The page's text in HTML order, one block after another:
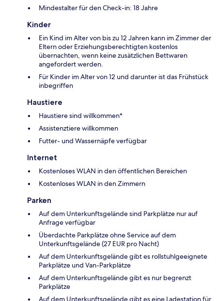
Mindestalter für den Check-in: 18 Jahre
Kinder
Ein Kind im Alter von bis zu 12 Jahren kann im Zimmer der
Eltern oder Erziehungsberechtigten kostenlos
übernachten, wenn keine zusätzlichen Bettwaren
angefordert werden.
Für Kinder im Alter von 12 und darunter ist das Frühstück
inbegriffen
Haustiere
Haustiere sind willkommen*
Assistenztiere willkommen
Futter- und Wassernäpfe verfügbar
Internet
Kostenloses WLAN in den öffentlichen Bereichen
Kostenloses WLAN in den Zimmern
Parken
Auf dem Unterkunftsgelände sind Parkplätze nur auf
Anfrage verfügbar
Überdachte Parkplätze ohne Service auf dem
Unterkunftsgelände (27 EUR pro Nacht)
Auf dem Unterkunftsgelände gibt es rollstuhlgeeignete
Parkplätze und Van-Parkplätze
Auf dem Unterkunftsgelände gibt es nur begrenzt
Parkplätze
Auf dem Unterkunftsgelände gibt es eine Ladestation für